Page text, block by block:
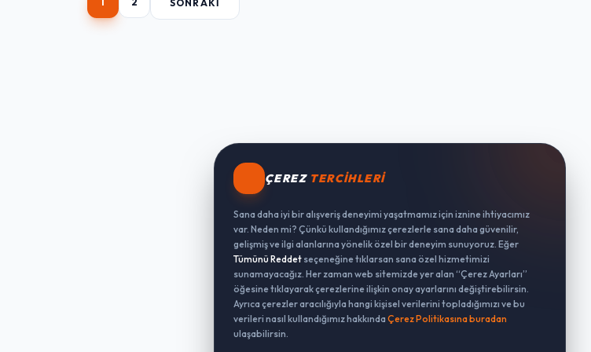
SONRAKI
ÇEREZ TERCIHLERI
Sana daha iyi bir alışveriş deneyimi yaşatmamız için iznine ihtiyacımız
var. Neden mi? Çünkü kullandığımız çerezlerle sana daha güvenilir,
gelişmiş ve ilgi alanlarına yönelik özel bir deneyim sunuyoruz. Eğer
Tümünü Reddet seçeneğine tıklarsan sana özel hizmetimizi
sunamayacağız. Her zaman web sitemizde yer alan “Çerez Ayarları”
öğesine tıklayarak çerezlerine ilişkin onay ayarlarını değiştirebilirsin.
Ayrıca çerezler aracılığıyla hangi kişisel verilerini topladığımızı ve bu
verileri nasıl kullandığımız hakkında Çerez Politikasına buradan
ulaşabilirsin.